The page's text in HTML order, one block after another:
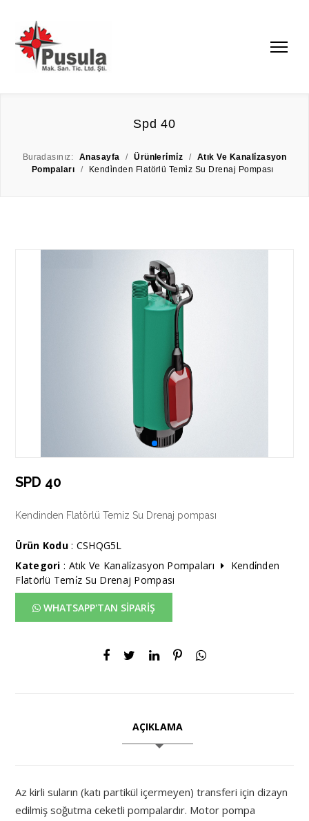
Spd 40
Buradasınız: Anasayfa / Ürünleri̇mi̇z /
Atık Ve Kanali̇zasyon
Pompaları
/ Kendi̇nden Flatörlü Temi̇z Su Drenaj Pompası
SPD 40
Kendinden Flatörlü Temiz Su Drenaj pompası
Ürün Kodu: CSHQG5L
Kategori : Atık Ve Kanali̇zasyon Pompaları
Kendi̇nden
Flatörlü Temi̇z Su Drenaj Pompası
WHATSAPP'TAN SİPARİŞ
AÇIKLAMA
Az kirli suların (katı partikül içermeyen) transferi için dizayn
edilmiş soğutma ceketli pompalardır. Motor pompa